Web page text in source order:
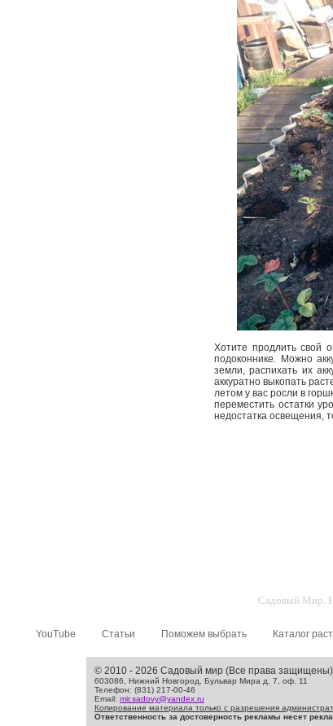
Хотите продлить свой
подоконнике. Можно
земли, распихать их
аккуратно выкопать
летом у вас росли в
переместить остатки
недостатка освещения,
Садовый Мир.
YouTube Статьи Поможем выбрать Каталог
© 2010 - 2026 Садовый мир (Все права защищены)
603086, Нижний Новгород, Бульвар Мира д. 7, оф. 11
Телефон: (831) 217-00-46
Email: mir.sadovy@yandex.ru
Копирование материала только с разрешения
Ответственность за достоверность рекламы несет